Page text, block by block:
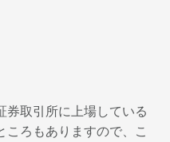
券取引所に上場している
ろもありますので、こ